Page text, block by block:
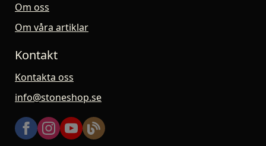
Om oss
Om våra artiklar
Kontakt
Kontakta oss
info@stoneshop.se